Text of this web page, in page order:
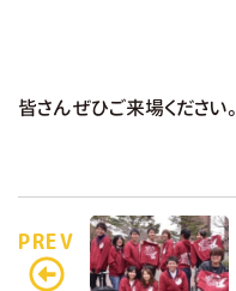
皆さんぜひご来場ください。
PREV